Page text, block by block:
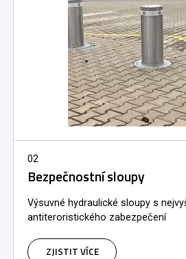
02
Bezpečnostní sloupy
Výsuvné hydraulické sloupy s
antiteroristického zabezpečení
ZJISTIT VÍCE